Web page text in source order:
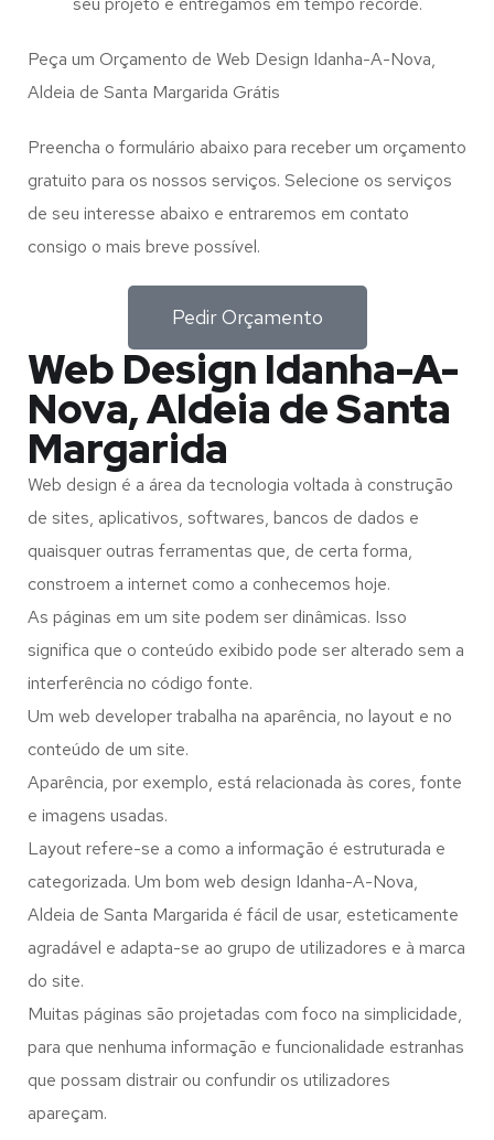
Peça um Orçamento de Web Design Idanha-A-Nova,
Aldeia de Santa Margarida Grátis
Preencha o formulário abaixo para receber um orçamento
gratuito para os nossos serviços. Selecione os serviços
de seu interesse abaixo e entraremos em contato
consigo o mais breve possível.
Pedir Orçamento
Web Design Idanha-A-
Nova, Aldeia de Santa
Margarida
Web design é a área da tecnologia voltada à construção
de sites, aplicativos, softwares, bancos de dados e
quaisquer outras ferramentas que, de certa forma,
constroem a internet como a conhecemos hoje.
As páginas em um site podem ser dinâmicas. Isso
significa que o conteúdo exibido pode ser alterado sem a
interferência no código fonte.
Um web developer trabalha na aparência, no layout e no
conteúdo de um site.
Aparência, por exemplo, está relacionada às cores, fonte
e imagens usadas.
Layout refere-se a como a informação é estruturada e
categorizada. Um bom web design Idanha-A-Nova,
Aldeia de Santa Margarida é fácil de usar, esteticamente
agradável e adapta-se ao grupo de utilizadores e à marca
do site.
Muitas páginas são projetadas com foco na simplicidade,
para que nenhuma informação e funcionalidade estranhas
que possam distrair ou confundir os utilizadores
apareçam.